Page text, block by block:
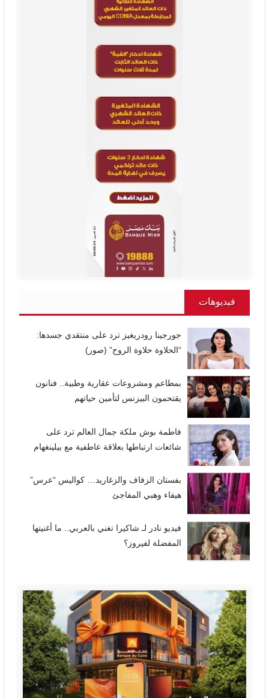
فيديوهات
جورجينا رودريغيز ترد على منتقدي جسدها:
“الحلاوة حلاوة الروح” (صور)
بمطاعم ومشروعات عقارية وطبية.. فنانون
يقتحمون البيزنس لتأمين حياتهم
فاطمة بوش ملكة جمال العالم ترد على
شائعات ارتباطها بعلاقة عاطفية مع بيلينغهام
بفستان الزفاف والزغاريد… كواليس “عرس”
هيفاء وهبي المفاجئ
فيديو نادر لـ شاكيرا تغني بالعربي.. ما أغنيتها
المفضلة لفيروز؟